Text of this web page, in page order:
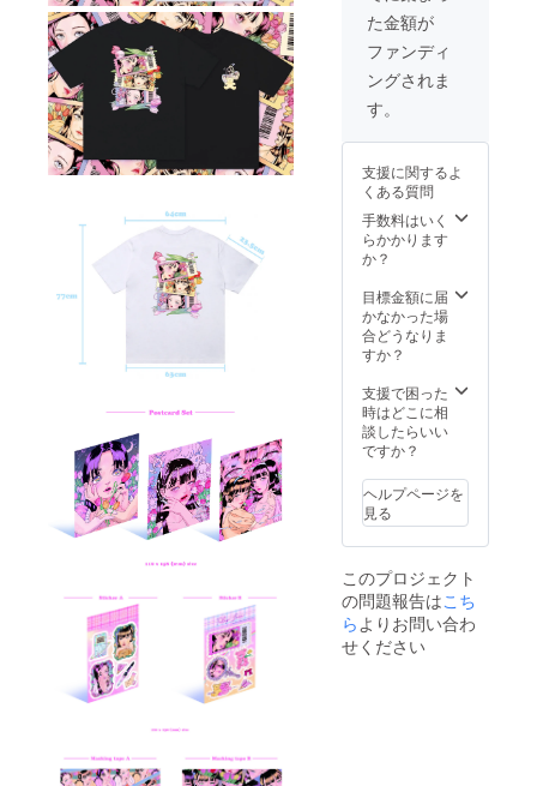
た金額が
ファンディ
ングされま
す。
支援に関するよ
くある質問
手数料はいく
らかかります
か？
目標金額に届
かなかった場
合どうなりま
すか？
支援で困った
時はどこに相
談したらいい
ですか？
ヘルプページを
見る
このプロジェクト
の問題報告はこち
ら よりお問い合わ
せください